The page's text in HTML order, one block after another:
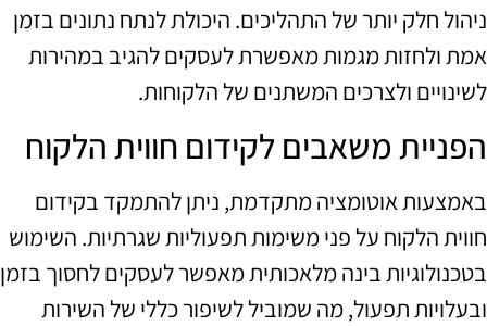
ניהול חלק יותר של התהליכים. היכולת לנתח נתונים בזמן
אמת ולחזות מגמות מאפשרת לעסקים להגיב במהירות
לשינויים ולצרכים המשתנים של הלקוחות.
הפניית משאבים לקידום חווית הלקוח
באמצעות אוטומציה מתקדמת, ניתן להתמקד בקידום
חווית הלקוח על פני משימות תפעוליות שגרתיות. השימוש
בטכנולוגיות בינה מלאכותית מאפשר לעסקים לחסוך בזמן
ובעלויות תפעול, מה שמוביל לשיפור כללי של השירות